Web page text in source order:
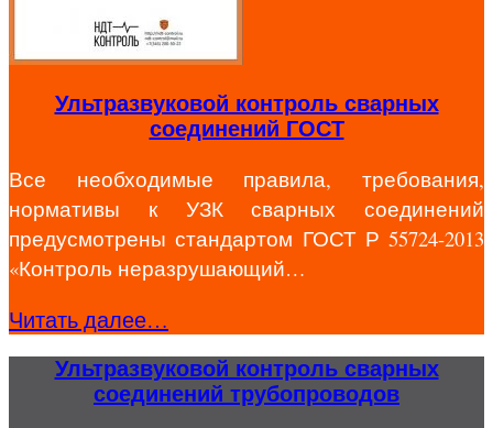
Ультразвуковой контроль сварных
соединений ГОСТ
Все необходимые правила, требования,
нормативы к УЗК сварных соединений
предусмотрены стандартом ГОСТ Р 55724-2013
«Контроль неразрушающий…
Читать далее…
Ультразвуковой контроль сварных
соединений трубопроводов